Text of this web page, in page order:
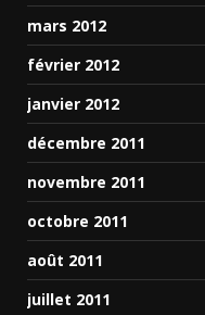
mars 2012
février 2012
janvier 2012
décembre 2011
novembre 2011
octobre 2011
août 2011
juillet 2011